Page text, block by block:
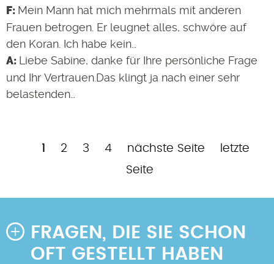
Mein Mann hat mich mehrmals mit anderen
Frauen betrogen. Er leugnet alles, schwöre auf
den Koran. Ich habe kein…
Liebe Sabine, danke für Ihre persönliche Frage
und Ihr Vertrauen.Das klingt ja nach einer sehr
belastenden…
Seitennummerierung
Aktuelle
1 Page
2 Page
3 Page
4
Nächste
Seite
nächste Seite
Letzte
letzte
Seite
FRAGEN, DIE SIE SCHON
OFT GESTELLT HABEN